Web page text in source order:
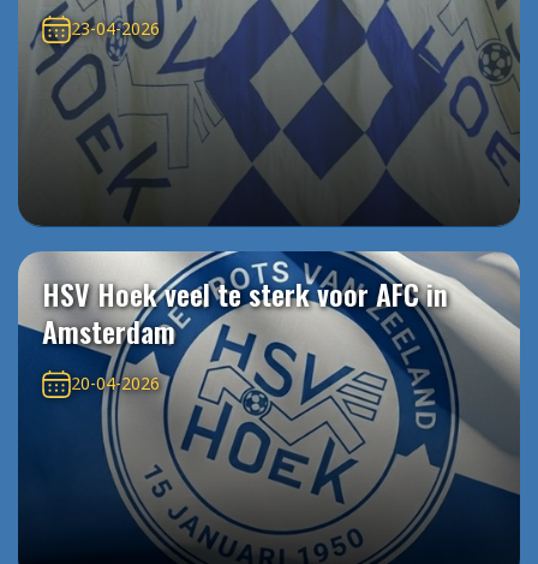
23-04-2026
HSV Hoek veel te sterk voor AFC in
Amsterdam
20-04-2026